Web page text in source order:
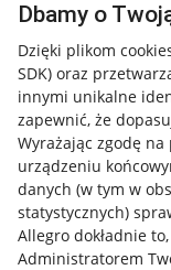
Dbamy o
Dzięki plikom
SDK) oraz
innymi unikalne
zapewnić, że
Wyrażając zgodę
urządzeniu
danych (w tym w
statystycznych)
Allegro dokładnie
Administratorem
Nawigacja
Przydatne
Jak to działa
Napisz do nas
Allegro Gadane dla
Allegro Gadane dla